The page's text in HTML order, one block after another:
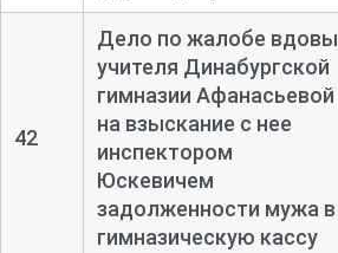
42
Дело по жалобе вдовы
учителя Динабургской
гимназии Афанасьевой
на взыскание с нее
инспектором
Юскевичем
задолженности мужа в
гимназическую кассу